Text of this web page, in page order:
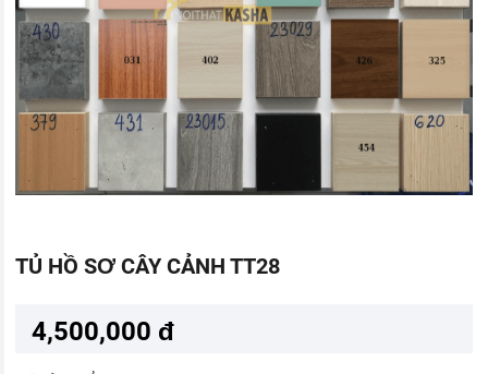
TỦ HỒ SƠ CÂY CẢNH TT28
4,500,000 đ